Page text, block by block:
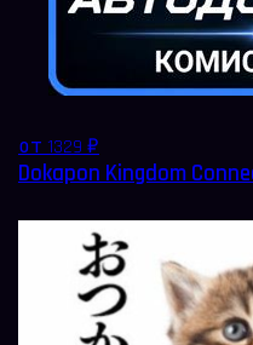
от 1329 ₽
Dokapon Kingdom